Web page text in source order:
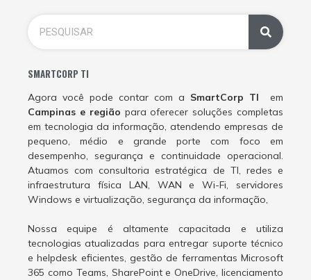
SMARTCORP TI
Agora você pode contar com a SmartCorp TI em
Campinas e região para oferecer soluções completas
em tecnologia da informação, atendendo empresas de
pequeno, médio e grande porte com foco em
desempenho, segurança e continuidade operacional.
Atuamos com consultoria estratégica de TI, redes e
infraestrutura física LAN, WAN e Wi-Fi, servidores
Windows e virtualização, segurança da informação,
Nossa equipe é altamente capacitada e utiliza
tecnologias atualizadas para entregar suporte técnico
e helpdesk eficientes, gestão de ferramentas Microsoft
365 como Teams, SharePoint e OneDrive, licenciamento